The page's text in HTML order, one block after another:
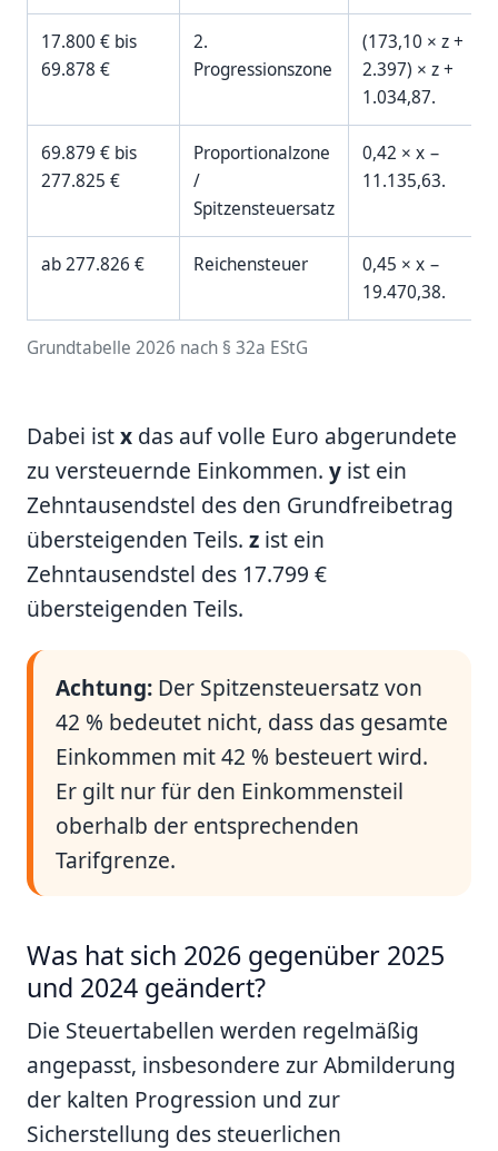
Grundtabelle 2026 nach § 32a EStG
17.800 € bis
69.878 €
2.
Progressionszone
(173,10 × z +
2.397) × z +
1.034,87.
69.879 € bis
277.825 €
Proportionalzone
/
Spitzensteuersatz
0,42 × x −
11.135,63.
ab 277.826 € Reichensteuer
0,45 × x −
19.470,38.
Dabei istx das auf volle Euro abgerundete
zu versteuernde Einkommen. y ist ein
Zehntausendstel des den Grundfreibetrag
übersteigenden Teils. z ist ein
Zehntausendstel des 17.799 €
übersteigenden Teils.
Achtung: Der Spitzensteuersatz von
42 % bedeutet nicht, dass das gesamte
Einkommen mit 42 % besteuert wird.
Er gilt nur für den Einkommensteil
oberhalb der entsprechenden
Tarifgrenze.
Was hat sich 2026 gegenüber 2025
und 2024 geändert?
Die Steuertabellen werden regelmäßig
angepasst, insbesondere zur Abmilderung
der kalten Progression und zur
Sicherstellung des steuerlichen